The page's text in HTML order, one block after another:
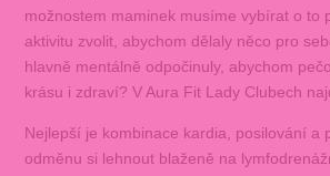
možnostem maminek musíme vybírat o to
aktivitu zvolit, abychom dělaly něco pro
hlavně mentálně odpočinuly, abychom
krásu i zdraví? V Aura Fit Lady Clubech
Nejlepší je kombinace kardia, posilování a
odměnu si lehnout blaženě na